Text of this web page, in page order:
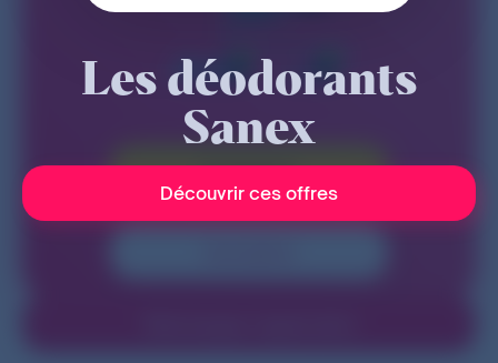
Les déodorants
Sanex
Découvrir ces offres